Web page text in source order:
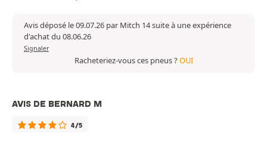
Avis déposé le 09.07.26 par Mitch 14 suite à une expérience
d'achat du 08.06.26
Signaler
Racheteriez-vous ces pneus ?OUI
AVIS DE BERNARD M
4/5